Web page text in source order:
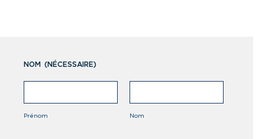
NOM (NÉCESSAIRE)
Prénom Nom